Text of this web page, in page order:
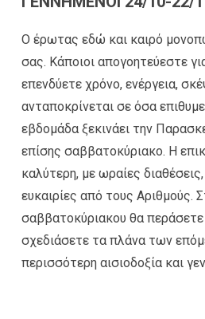
Ο έρωτας εδώ και καιρό
σας. Κάποιοι απογοητεύεστε
επενδύετε χρόνο, ενέργεια,
ανταποκρίνεται σε όσα
εβδομάδα ξεκινάει την
επίσης σαββατοκύριακο. Η
καλύτερη, με ωραίες
ευκαιρίες από τους Αριθμούς.
σαββατοκύριακου θα
σχεδιάσετε τα πλάνα των
περισσότερη αισιοδοξία και